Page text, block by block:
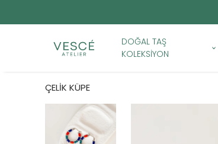
DOĞAL TAŞ
KOLEKSİYON
ÇELİK KÜPE